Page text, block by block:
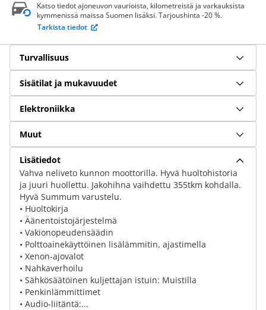
Katso tiedot ajoneuvon vaurioista, kilometreistä ja varkauksista
kymmenissä maissa Suomen lisäksi. Tarjoushinta -20 %.
Tarkista tiedot
Turvallisuus
Sisätilat ja mukavuudet
Elektroniikka
Muut
Lisätiedot
Vahva neliveto kunnon moottorilla. Hyvä huoltohistoria
ja juuri huollettu. Jakohihna vaihdettu 355tkm kohdalla.
Hyvä Summum varustelu.
• Huoltokirja
• Äänentoistojärjestelmä
• Vakionopeudensäädin
• Polttoainekäyttöinen lisälämmitin, ajastimella
• Xenon-ajovalot
• Nahkaverhoilu
• Sähkösäätöinen kuljettajan istuin: Muistilla
• Penkinlämmittimet
• Audio-liitäntä:...